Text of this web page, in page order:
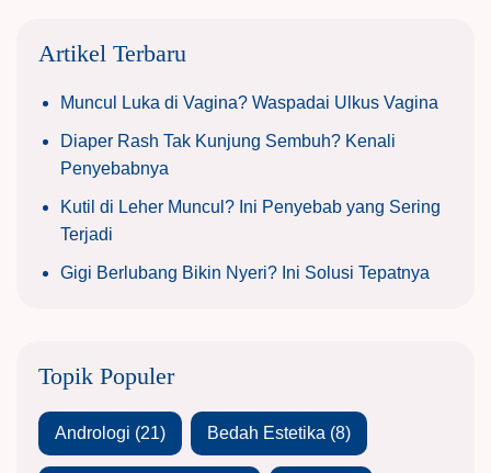
Artikel Terbaru
Muncul Luka di Vagina? Waspadai Ulkus Vagina
Diaper Rash Tak Kunjung Sembuh? Kenali
Penyebabnya
Kutil di Leher Muncul? Ini Penyebab yang Sering
Terjadi
Gigi Berlubang Bikin Nyeri? Ini Solusi Tepatnya
Topik Populer
Andrologi (21) Bedah Estetika (8)